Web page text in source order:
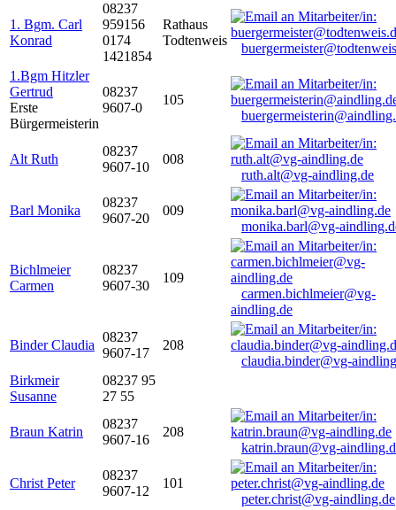
1. Bgm. Carl
Konrad
08237
959156
0174
1421854
Rathaus
Todtenweis
1.Bgm Hitzler
Gertrud
Erste
Bürgermeisterin
08237
9607-0
105
Alt Ruth
08237
9607-10
008
ruth.alt@vg-aindling.de
Barl Monika
08237
9607-20
009
monika.barl@vg-
Bichlmeier
Carmen
08237
9607-30
109
carmen.bichlmeier@vg-
aindling.de
Binder Claudia
08237
9607-17
208
claudia.binder@vg-
Birkmeir
Susanne
08237 95
27 55
Braun Katrin
08237
9607-16
208
katrin.braun@vg-
Christ Peter
08237
9607-12
101
peter.christ@vg-aindling.de